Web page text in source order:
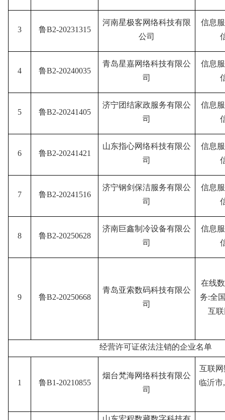
3 鲁B2-20231315
河南星极客网络科技有限
公司
信息
4 鲁B2-20240035
青岛星嘉网络科技有限公
司
信息
5 鲁B2-20241405
济宁团结家政服务有限公
司
信息
6 鲁B2-20241421
山东指心网络科技有限公
司
信息
7 鲁B2-20241516
济宁钢剑保洁服务有限公
司
信息
8 鲁B2-20250628
济南巨鑫制冷设备有限公
司
信息
9 鲁B2-20250668
青岛亚索数码科技有限公
司
在线
务:全
互
经营许可证依法注销的企业名单
1 鲁B1-20210855
烟台梵海网络科技有限公
司
互联
临沂